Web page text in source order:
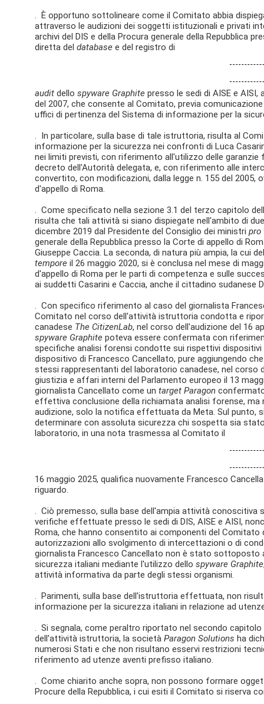
. È opportuno sottolineare come il Comitato abbia
attraverso le audizioni dei soggetti istituzionali e privati
archivi del DIS e della Procura generale della Repubblica
diretta deldatabase e del registro di
audit dellospyware Graphite presso le sedi di AISE e
del 2007, che consente al Comitato, previa
uffici di pertinenza del Sistema di informazione per la
. In particolare, sulla base di tale istruttoria, risulta al
informazione per la sicurezza nei confronti di Luca
nei limiti previsti, con riferimento all'utilizzo delle garanzie
decreto dell'Autorità delegata, e, con riferimento alle
convertito, con modificazioni, dalla legge n. 155 del
d'appello di Roma.
. Come specificato nella sezione 3.1 del terzo capitolo
risulta che tali attività si siano dispiegate nell'ambito di
dicembre 2019 dal Presidente del Consiglio dei ministripro
generale della Repubblica presso la Corte di appello di
Giuseppe Caccia. La seconda, di natura più ampia, la cui
tempore il 26 maggio 2020, si è conclusa nel mese di
d'appello di Roma per le parti di competenza e sulle
ai suddetti Casarini e Caccia, anche il cittadino sudanese
. Con specifico riferimento al caso del giornalista
Comitato nel corso dell'attività istruttoria condotta e
canadese The CitizenLab, nel corso dell'audizione del 16
spyware Graphite poteva essere confermata con
specifiche analisi forensi condotte sui rispettivi
dispositivo di Francesco Cancellato, pure aggiungendo
stessi rappresentanti del laboratorio canadese, nel corso
giustizia e affari interni del Parlamento europeo il 13
giornalista Cancellato come untarget Paragon
effettiva conclusione della richiamata analisi forense,
audizione, solo la notifica effettuata da Meta. Sul punto,
determinare con assoluta sicurezza chi sospetta sia
laboratorio, in una nota trasmessa al Comitato il
16 maggio 2025, qualifica nuovamente Francesco
riguardo.
. Ciò premesso, sulla base dell'ampia attività conoscitiva
verifiche effettuate presso le sedi di DIS, AISE e AISI,
Roma, che hanno consentito ai componenti del
autorizzazioni allo svolgimento di intercettazioni o di
giornalista Francesco Cancellato non è stato
sicurezza italiani mediante l'utilizzo dellospyware Graphite
attività informativa da parte degli stessi organismi.
. Parimenti, sulla base dell'istruttoria effettuata, non
informazione per la sicurezza italiani in relazione ad
. Si segnala, come peraltro riportato nel secondo
dell'attività istruttoria, la societàParagon Solutions ha
numerosi Stati e che non risultano esservi restrizioni
riferimento ad utenze aventi prefisso italiano.
. Come chiarito anche sopra, non possono formare
Procure della Repubblica, i cui esiti il Comitato si riserva